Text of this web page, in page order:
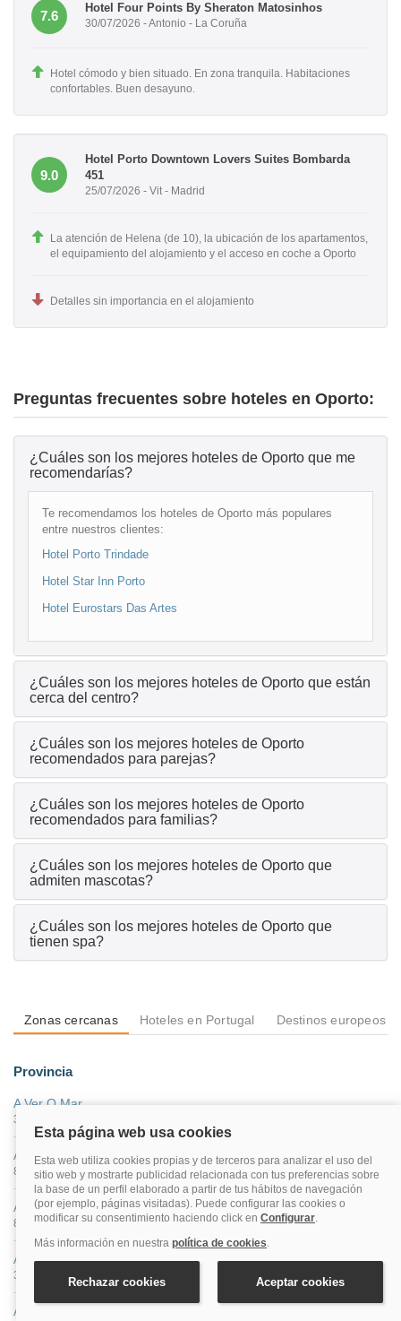
7.6
Hotel Four Points By Sheraton Matosinhos
30/07/2026 - Antonio - La Coruña
Hotel cómodo y bien situado. En zona tranquila. Habitaciones
confortables. Buen desayuno.
9.0
Hotel Porto Downtown Lovers Suites Bombarda
451
25/07/2026 - Vit - Madrid
La atención de Helena (de 10), la ubicación de los apartamentos,
el equipamiento del alojamiento y el acceso en coche a Oporto
Detalles sin importancia en el alojamiento
Preguntas frecuentes sobre hoteles en Oporto:
¿Cuáles son los mejores hoteles de Oporto que me
recomendarías?
Te recomendamos los hoteles de Oporto más populares
entre nuestros clientes:
Hotel Porto Trindade
Hotel Star Inn Porto
Hotel Eurostars Das Artes
¿Cuáles son los mejores hoteles de Oporto que están
cerca del centro?
¿Cuáles son los mejores hoteles de Oporto
recomendados para parejas?
¿Cuáles son los mejores hoteles de Oporto
recomendados para familias?
¿Cuáles son los mejores hoteles de Oporto que
admiten mascotas?
¿Cuáles son los mejores hoteles de Oporto que
tienen spa?
Zonas cercanas Hoteles en Portugal Destinos europeos
Provincia
A Ver O Mar
3 hoteles
Aeropuerto De Oporto
8 hoteles
Amarante
8 hoteles
Amarante Centro
3 hoteles
Arcos